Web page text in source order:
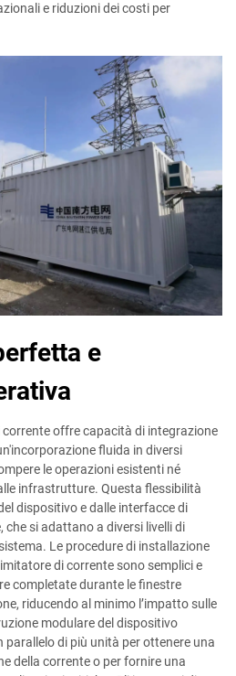
e riduzioni dei costi per
e
offre capacità di integrazione
fluida in diversi
le operazioni esistenti né
infrastrutture. Questa flessibilità
dispositivo e dalle interfacce di
si adattano a diversi livelli di
Le procedure di installazione
di corrente sono semplici e
completate durante le finestre
riducendo al minimo l’impatto sulle
modulare del dispositivo
di più unità per ottenere una
della corrente o per fornire una